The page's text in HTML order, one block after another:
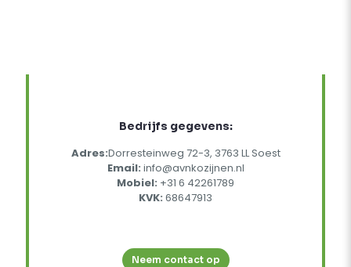
Bedrijfs gegevens:
Adres:Dorresteinweg 72-3, 3763 LL Soest
Email: info@avnkozijnen.nl
Mobiel: +31 6 42261789
KVK: 68647913
Neem contact op